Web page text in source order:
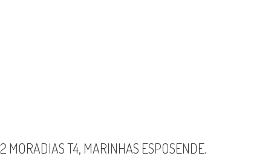
2 MORADIAS T4, MARINHAS ESPOSENDE.